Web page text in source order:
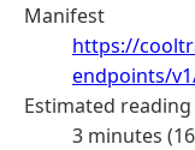
Manifest
https://
endpoints/
Estimated
3 minutes